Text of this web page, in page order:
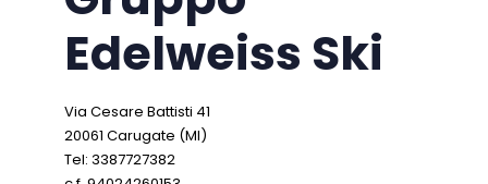
Edelweiss Ski
Via Cesare Battisti 41
20061 Carugate (MI)
Tel: 3387727382